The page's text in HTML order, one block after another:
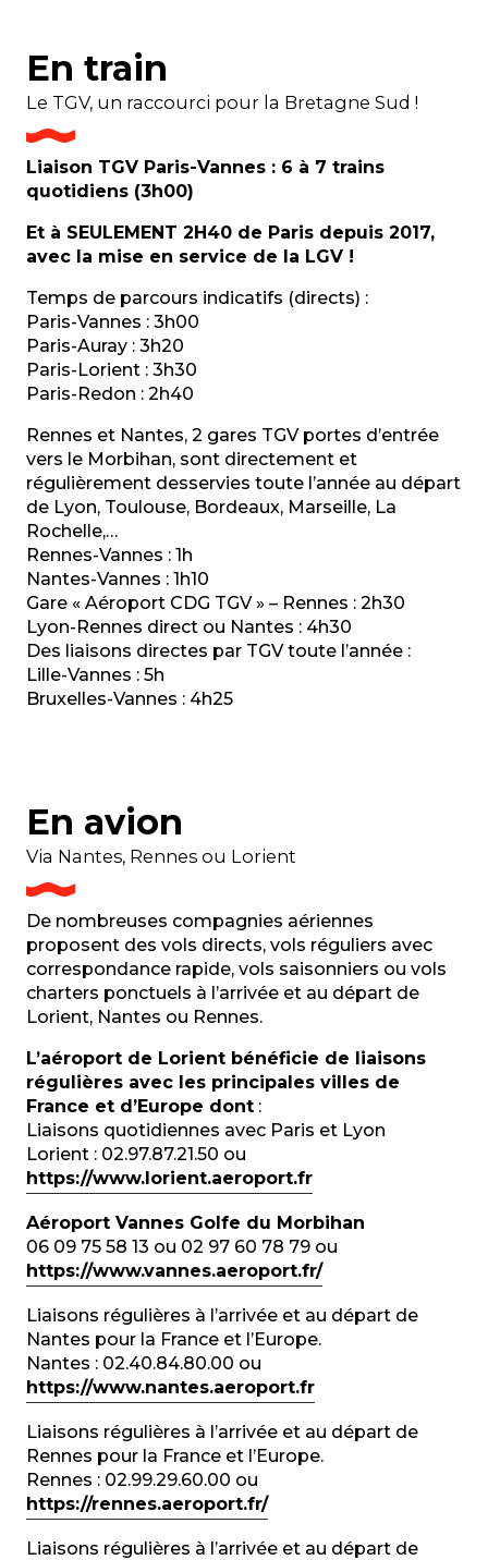
En train
Le TGV, un raccourci pour la Bretagne Sud !
Liaison TGV Paris-Vannes : 6 à 7 trains
quotidiens (3h00)
Et à SEULEMENT 2H40 de Paris depuis 2017,
avec la mise en service de la LGV !
Temps de parcours indicatifs (directs) :
Paris-Vannes : 3h00
Paris-Auray : 3h20
Paris-Lorient : 3h30
Paris-Redon : 2h40
Rennes et Nantes, 2 gares TGV portes d’entrée
vers le Morbihan, sont directement et
régulièrement desservies toute l’année au départ
de Lyon, Toulouse, Bordeaux, Marseille, La
Rochelle,…
Rennes-Vannes : 1h
Nantes-Vannes : 1h10
Gare « Aéroport CDG TGV » – Rennes : 2h30
Lyon-Rennes direct ou Nantes : 4h30
Des liaisons directes par TGV toute l’année :
Lille-Vannes : 5h
Bruxelles-Vannes : 4h25
En avion
Via Nantes, Rennes ou Lorient
De nombreuses compagnies aériennes
proposent des vols directs, vols réguliers avec
correspondance rapide, vols saisonniers ou vols
charters ponctuels à l’arrivée et au départ de
Lorient, Nantes ou Rennes.
L’aéroport de Lorient bénéficie de liaisons
régulières avec les principales villes de
France et d’Europe dont :
Liaisons quotidiennes avec Paris et Lyon
Lorient : 02.97.87.21.50 ou
https://www.lorient.aeroport.fr
Aéroport Vannes Golfe du Morbihan
06 09 75 58 13 ou 02 97 60 78 79 ou
https://www.vannes.aeroport.fr/
Liaisons régulières à l’arrivée et au départ de
Nantes pour la France et l’Europe.
Nantes : 02.40.84.80.00 ou
https://www.nantes.aeroport.fr
Liaisons régulières à l’arrivée et au départ de
Rennes pour la France et l’Europe.
Rennes : 02.99.29.60.00 ou
https://rennes.aeroport.fr/
Liaisons régulières à l’arrivée et au départ de